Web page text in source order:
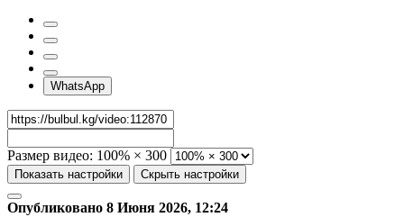
WhatsApp
Размер видео: 100% × 300
Показать настройки Скрыть настройки
Опубликовано 8 Июня 2026, 12:24